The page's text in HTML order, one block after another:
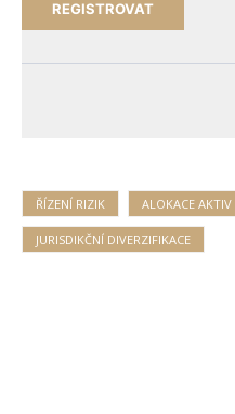
ŘÍZENÍ RIZIK ALOKACE AKTIV
JURISDIKČNÍ DIVERZIFIKACE